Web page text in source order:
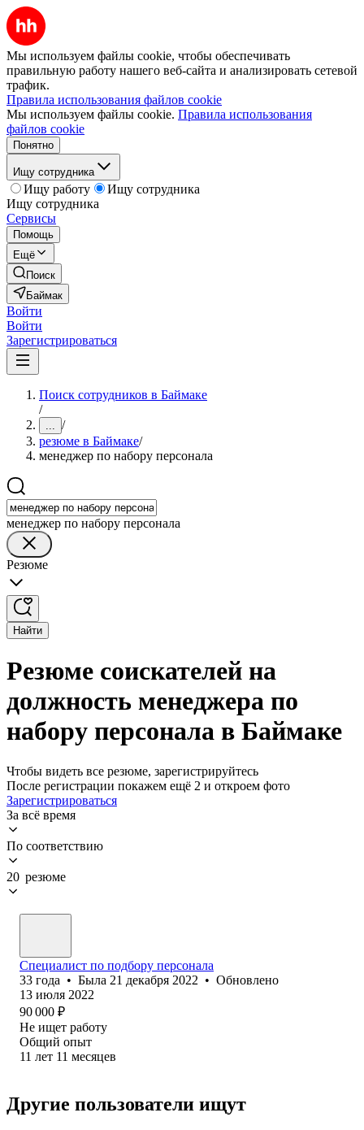
Мы используем файлы cookie, чтобы обеспечивать
правильную работу нашего веб-сайта и анализировать сетевой
трафик.
Правила использования файлов cookie
Мы используем файлы cookie. Правила использования
файлов cookie
Понятно
Ищу сотрудника
Ищу работу
Ищу сотрудника
Ищу сотрудника
Сервисы
Помощь
Ещё
Поиск
Баймак
Войти
Войти
Зарегистрироваться
Поиск сотрудников в Баймаке
/
... /
резюме в Баймаке/
менеджер по набору персонала
менеджер по набору персонала
Резюме
Найти
Резюме соискателей на
должность менеджера по
набору персонала в Баймаке
Чтобы видеть все резюме, зарегистрируйтесь
После регистрации покажем ещё 2 и откроем фото
Зарегистрироваться
За всё время
По соответствию
20 резюме
Специалист по подбору персонала
33 года • Была 21 декабря 2022 • Обновлено
13 июля 2022
90 000 ₽
Не ищет работу
Общий опыт
11 лет 11 месяцев
Другие пользователи ищут